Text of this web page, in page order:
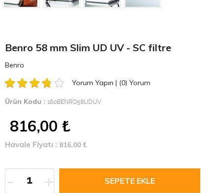
Benro 58 mm Slim UD UV - SC filtre
Benro
Yorum Yapın | (0) Yorum
Ürün Kodu : 160BENRO58UDUV
816,00 ₺
Havale Fiyatı : 816,00 ₺
+
-